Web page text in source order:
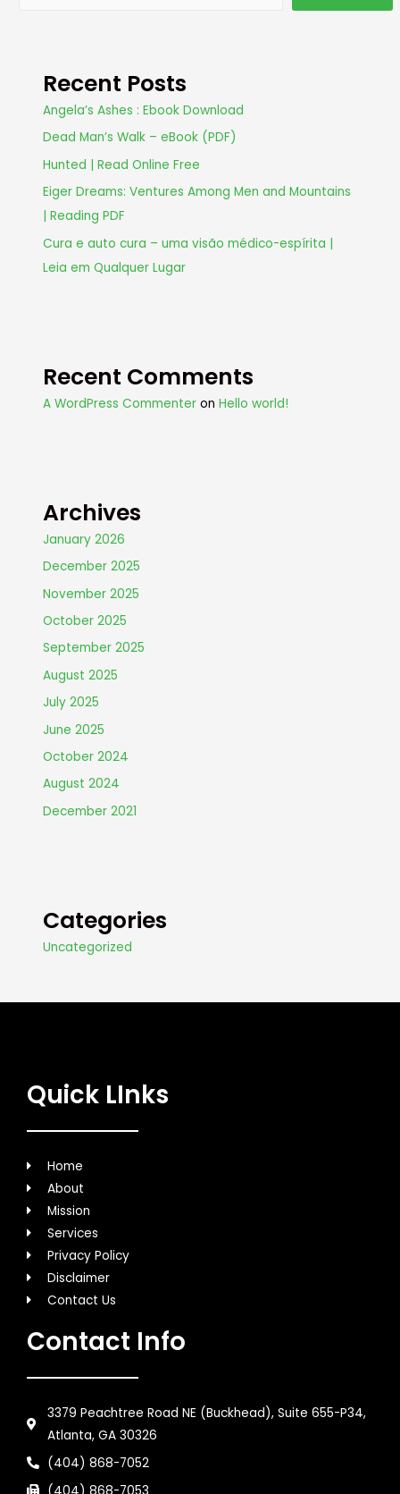
Recent Posts
Angela’s Ashes : Ebook Download
Dead Man’s Walk – eBook (PDF)
Hunted | Read Online Free
Eiger Dreams: Ventures Among Men and Mountains
| Reading PDF
Cura e auto cura – uma visão médico-espírita |
Leia em Qualquer Lugar
Recent Comments
A WordPress Commenter onHello world!
Archives
January 2026
December 2025
November 2025
October 2025
September 2025
August 2025
July 2025
June 2025
October 2024
August 2024
December 2021
Categories
Uncategorized
Quick LInks
Home
About
Mission
Services
Privacy Policy
Disclaimer
Contact Us
Contact Info
3379 Peachtree Road NE (Buckhead), Suite 655-P34,
Atlanta, GA 30326
(404) 868-7052
(404) 868-7053